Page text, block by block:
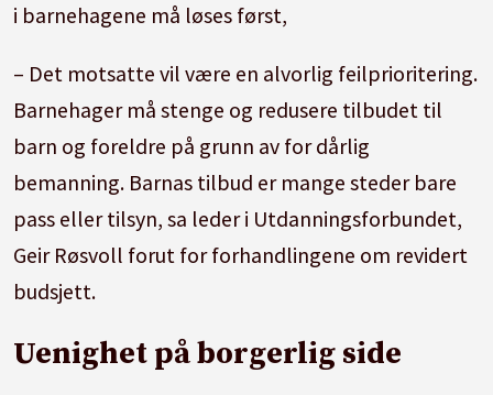
i barnehagene må løses først,
– Det motsatte vil være en alvorlig feilprioritering.
Barnehager må stenge og redusere tilbudet til
barn og foreldre på grunn av for dårlig
bemanning. Barnas tilbud er mange steder bare
pass eller tilsyn, sa leder i Utdanningsforbundet,
Geir Røsvoll forut for forhandlingene om revidert
budsjett.
Uenighet på borgerlig side